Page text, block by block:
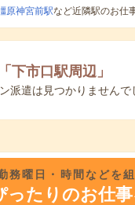
原神宮前駅など近隣駅のお仕
「 下市口駅周辺」
派遣は見つかりませんで
務曜日・時間などを
ったりのお仕